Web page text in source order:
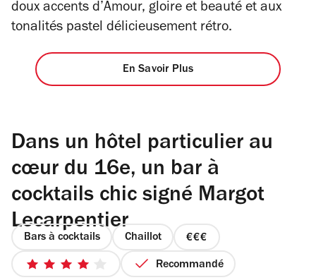
doux accents d’Amour, gloire et beauté et aux
tonalités pastel délicieusement rétro.
En Savoir Plus
Dans un hôtel particulier au
cœur du 16e, un bar à
cocktails chic signé Margot
Lecarpentier
Bars à cocktails Chaillot
prix
3
4
Recommandé